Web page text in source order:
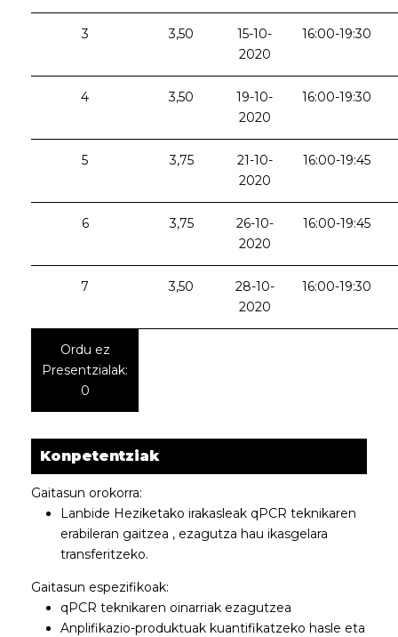
3 3,50
15-10-
2020
16:00-19:30
4 3,50
19-10-
2020
16:00-19:30
5 3,75
21-10-
2020
16:00-19:45
6 3,75
26-10-
2020
16:00-19:45
7 3,50
28-10-
2020
16:00-19:30
Ordu ez
Presentzialak:
0
Konpetentziak
Gaitasun orokorra:
Lanbide Heziketako irakasleak qPCR teknikaren
erabileran gaitzea , ezagutza hau ikasgelara
transferitzeko.
Gaitasun espezifikoak:
qPCR teknikaren oinarriak ezagutzea
Anplifikazio-produktuak kuantifikatzeko hasle eta